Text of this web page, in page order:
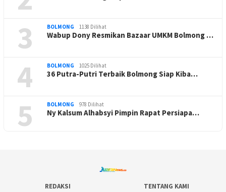
3 BOLMONG 1138 Dilihat
Wabup Dony Resmikan Bazaar UMKM Bolmong …
4 BOLMONG 1025 Dilihat
36 Putra-Putri Terbaik Bolmong Siap Kiba…
5 BOLMONG 978 Dilihat
Ny Kalsum Alhabsyi Pimpin Rapat Persiapa…
REDAKSI TENTANG KAMI